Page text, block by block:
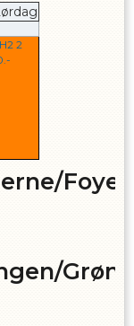
2